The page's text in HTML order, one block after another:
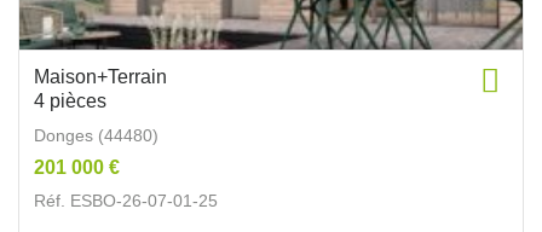
Maison+Terrain
4 pièces
Donges (44480)
201 000 €
Réf. ESBO-26-07-01-25